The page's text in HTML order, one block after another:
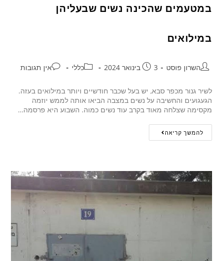
במטעמים שהכינה נשים שבעליהן
במילואים
השרון פוסט 3 בינואר 2024 כללי אין תגובות
לשיר גנור מכפר סבא, יש בעל שכבר חודשיים ויותר במילואים בעזה.
הגעגועים והחשיבה על נשים במצבה הביאו אותה לממש יוזמה
מקסימה שצלחה מאוד בקרב עוד נשים כמוה. השבוע היא פרסמה…
להמשך קריאה